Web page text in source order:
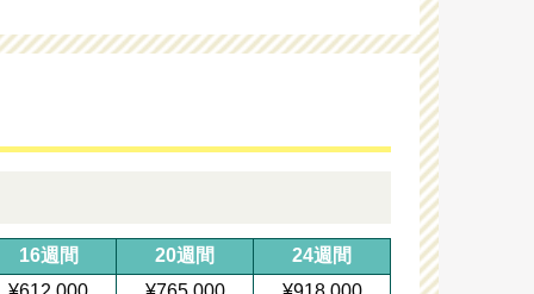
16週間 20週間
24週間